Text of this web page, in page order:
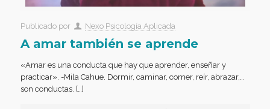
Publicado por Nexo Psicología Aplicada
A amar también se aprende
«Amar es una conducta que hay que aprender, enseñar y
practicar». -Mila Cahue. Dormir, caminar, comer, reír, abrazar,…
son conductas. […]